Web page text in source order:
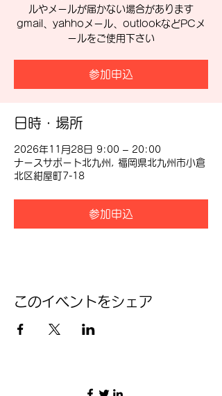
ルやメールが届かない場合があります
gmail、yahhoメール、outlookなどPCメ
ールをご使用下さい
参加申込
日時・場所
2026年11月28日 9:00 – 20:00
ナースサポート北九州, 福岡県北九州市小倉
北区紺屋町7-18
参加申込
このイベントをシェア